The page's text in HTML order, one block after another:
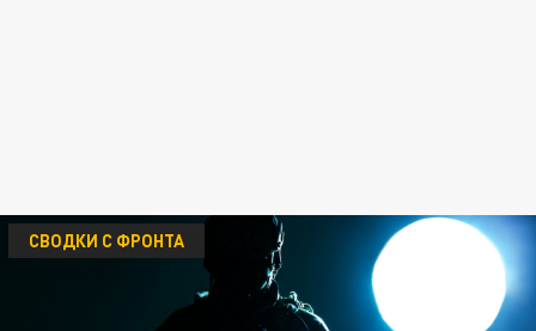
СВОДКИ С ФРОНТА